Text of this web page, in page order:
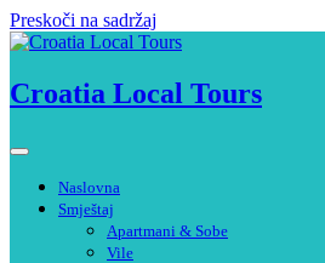
Preskoči na sadržaj
Croatia Local Tours
Naslovna
Smještaj
Apartmani & Sobe
Vile